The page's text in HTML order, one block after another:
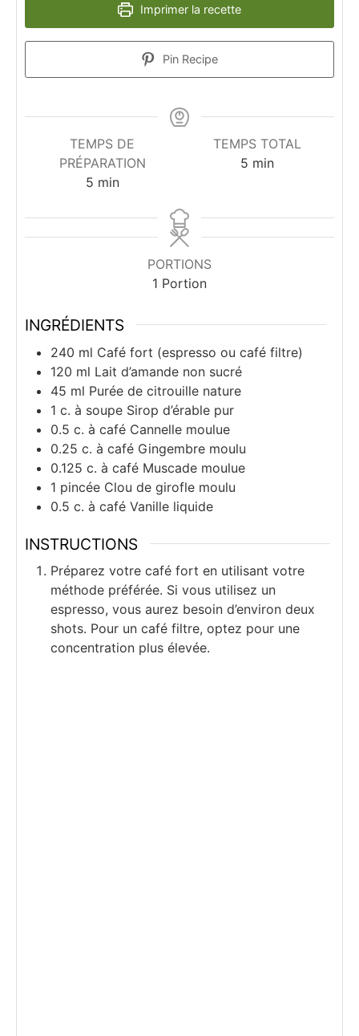
Imprimer la recette
Pin Recipe
TEMPS DE
PRÉPARATION
5minutes
min
TEMPS TOTAL
5minutes
min
PORTIONS
1 Portion
INGRÉDIENTS
240 ml Café fort (espresso ou café filtre)
120 ml Lait d’amande non sucré
45 ml Purée de citrouille nature
1 c. à soupe Sirop d’érable pur
0.5 c. à café Cannelle moulue
0.25 c. à café Gingembre moulu
0.125 c. à café Muscade moulue
1 pincée Clou de girofle moulu
0.5 c. à café Vanille liquide
INSTRUCTIONS
Préparez votre café fort en utilisant votre
méthode préférée. Si vous utilisez un
espresso, vous aurez besoin d’environ deux
shots. Pour un café filtre, optez pour une
concentration plus élevée.